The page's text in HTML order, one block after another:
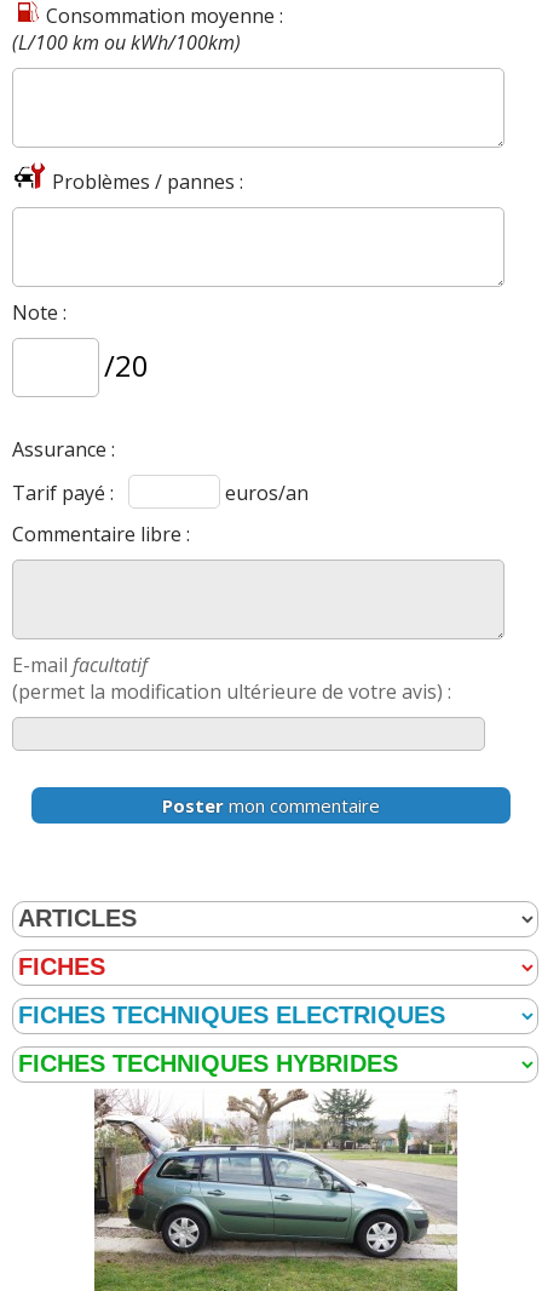
Consommation moyenne :
(L/100 km ou kWh/100km)
Problèmes / pannes :
Note :
/20
Assurance :
Tarif payé :
euros/an
Commentaire libre :
E-mail facultatif
(permet la modification ultérieure de votre avis) :
Poster mon commentaire